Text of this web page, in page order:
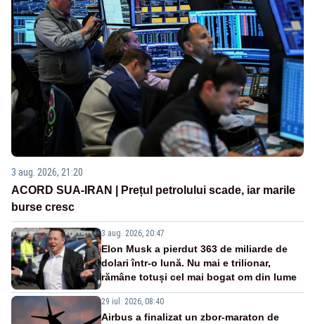
3 aug. 2026, 21:20
ACORD SUA-IRAN | Prețul petrolului scade, iar marile
burse cresc
3 aug. 2026, 20:47
Elon Musk a pierdut 363 de miliarde de
dolari într-o lună. Nu mai e trilionar,
rămâne totuși cel mai bogat om din lume
29 iul. 2026, 08:40
Airbus a finalizat un zbor-maraton de